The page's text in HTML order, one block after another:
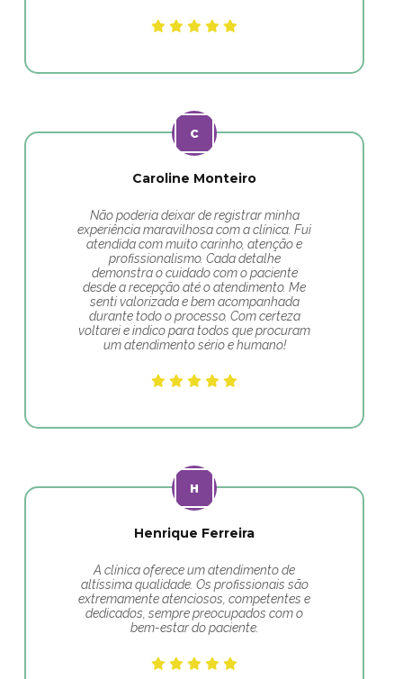
Caroline Monteiro
Não poderia deixar de registrar minha
experiência maravilhosa com a clínica. Fui
atendida com muito carinho, atenção e
profissionalismo. Cada detalhe
demonstra o cuidado com o paciente
desde a recepção até o atendimento. Me
senti valorizada e bem acompanhada
durante todo o processo. Com certeza
voltarei e indico para todos que procuram
um atendimento sério e humano!
Henrique Ferreira
A clínica oferece um atendimento de
altíssima qualidade. Os profissionais são
extremamente atenciosos, competentes e
dedicados, sempre preocupados com o
bem-estar do paciente.